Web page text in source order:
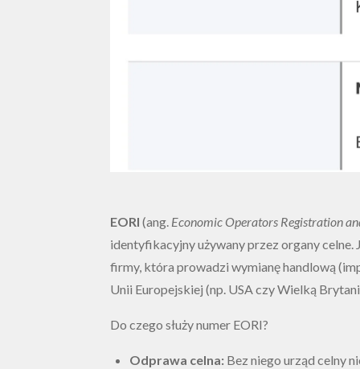
EORI (ang. Economic Operators Registration
identyfikacyjny używany przez organy celne.
firmy, która prowadzi wymianę handlową
Unii Europejskiej (np. USA czy Wielką
Do czego służy numer EORI?
Odprawa celna: Bez niego urząd celny